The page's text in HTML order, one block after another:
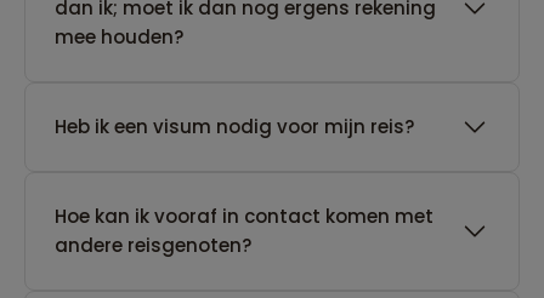
dan ik; moet ik dan nog ergens rekening
mee houden?
Heb ik een visum nodig voor mijn reis?
Hoe kan ik vooraf in contact komen met
andere reisgenoten?